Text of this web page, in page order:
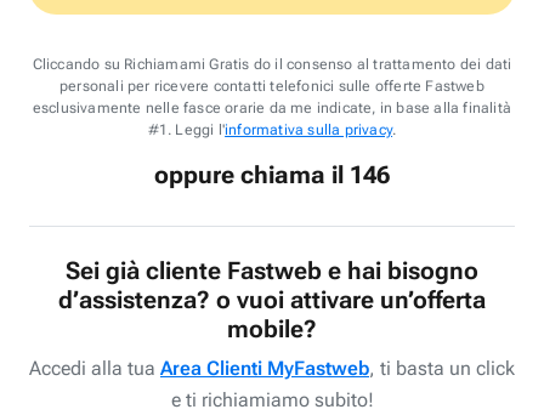
Cliccando su Richiamami Gratis do il consenso al trattamento dei dati
personali per ricevere contatti telefonici sulle offerte Fastweb
esclusivamente nelle fasce orarie da me indicate, in base alla finalità
#1. Leggi l'informativa sulla privacy.
oppure chiama il 146
Sei già cliente Fastweb e hai bisogno
d’assistenza? o vuoi attivare un’offerta
mobile?
Accedi alla tua Area Clienti MyFastweb, ti basta un click
e ti richiamiamo subito!